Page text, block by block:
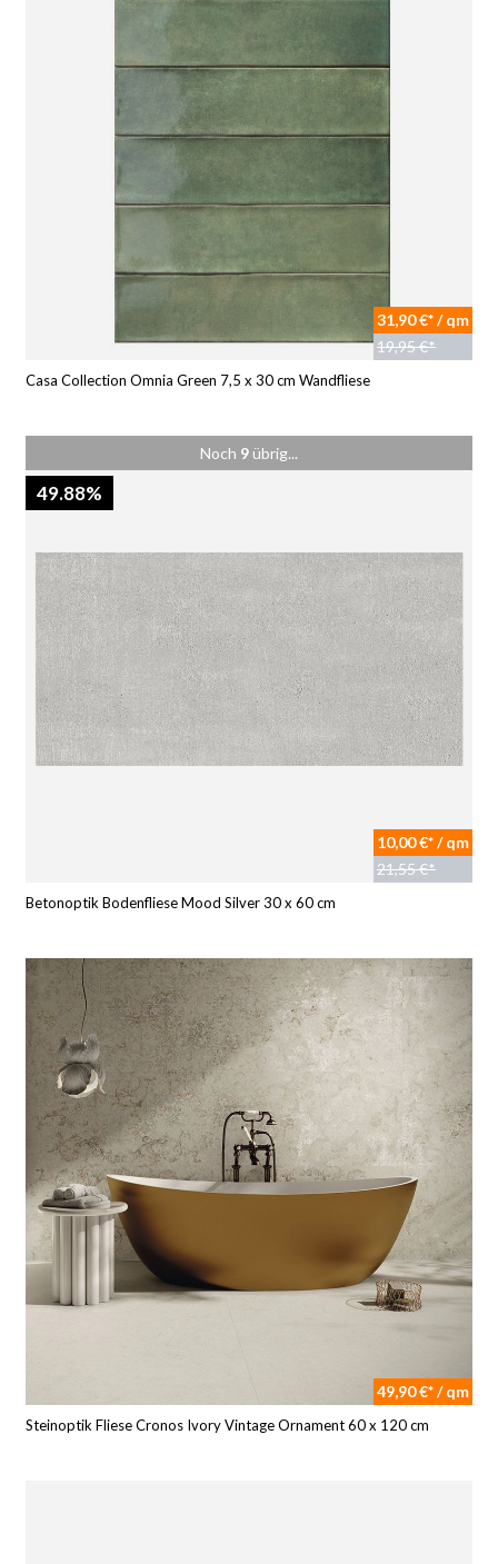
31,90 €* / qm
19,95 €*
Casa Collection Omnia Green 7,5 x 30 cm Wandfliese
Noch 9 übrig...
49.88%
10,00 €* / qm
21,55 €*
Betonoptik Bodenfliese Mood Silver 30 x 60 cm
49,90 €* / qm
Steinoptik Fliese Cronos Ivory Vintage Ornament 60 x 120 cm